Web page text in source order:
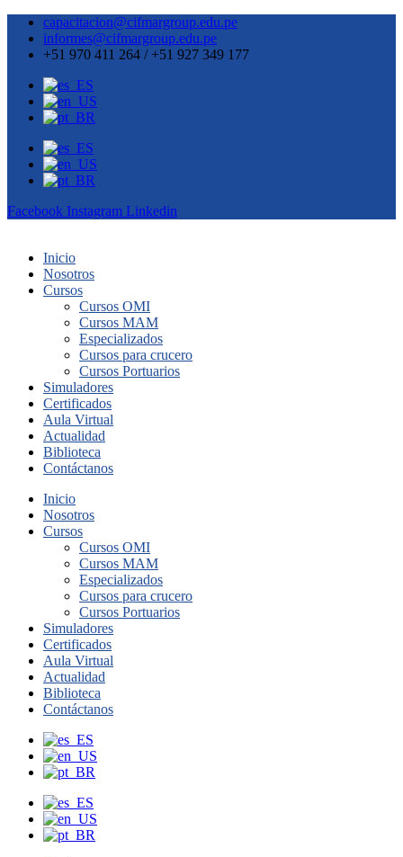
capacitacion@cifmargroup.edu.pe
informes@cifmargroup.edu.pe
+51 970 411 264 / +51 927 349 177
Facebook Instagram Linkedin
Inicio
Nosotros
Cursos
Cursos OMI
Cursos MAM
Especializados
Cursos para crucero
Cursos Portuarios
Simuladores
Certificados
Aula Virtual
Actualidad
Biblioteca
Contáctanos
Inicio
Nosotros
Cursos
Cursos OMI
Cursos MAM
Especializados
Cursos para crucero
Cursos Portuarios
Simuladores
Certificados
Aula Virtual
Actualidad
Biblioteca
Contáctanos